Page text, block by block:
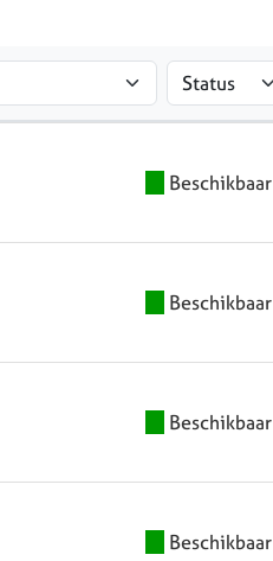
Beschikbaar
Beschikbaar
Beschikbaar
Beschikbaar